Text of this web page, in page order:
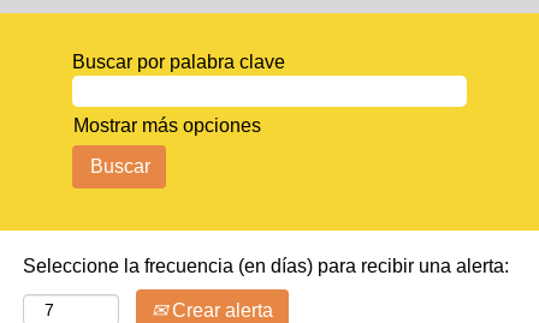
Buscar por palabra clave
Mostrar más opciones
Seleccione la frecuencia (en días) para recibir una alerta:
Crear alerta